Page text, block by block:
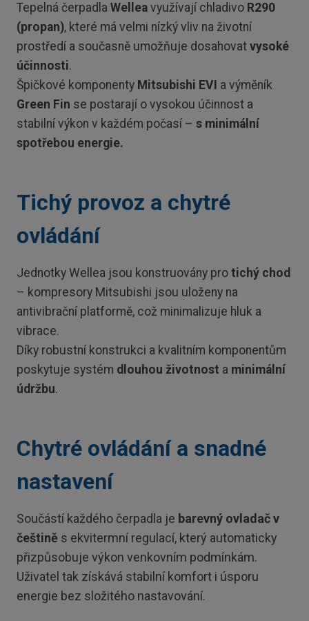
Tepelná čerpadla Wellea využívají chladivo R290
(propan), které má velmi nízký vliv na životní
prostředí a současně umožňuje dosahovat vysoké
účinnosti.
Špičkové komponenty Mitsubishi EVI a výměník
Green Fin se postarají o vysokou účinnost a
stabilní výkon v každém počasí – s minimální
spotřebou energie.
Tichý provoz a chytré
ovládání
Jednotky Wellea jsou konstruovány pro tichý chod
– kompresory Mitsubishi jsou uloženy na
antivibrační platformě, což minimalizuje hluk a
vibrace.
Díky robustní konstrukci a kvalitním komponentům
poskytuje systém dlouhou životnost a minimální
údržbu.
Chytré ovládání a snadné
nastavení
Součástí každého čerpadla je barevný ovladač v
češtině s ekvitermní regulací, který automaticky
přizpůsobuje výkon venkovním podmínkám.
Uživatel tak získává stabilní komfort i úsporu
energie bez složitého nastavování.